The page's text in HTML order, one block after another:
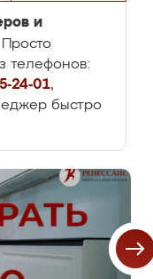
и
телефонов:
24-01,
быстро